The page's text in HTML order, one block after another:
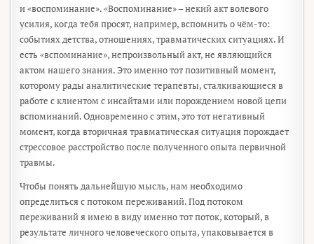
и «воспоминание». «Воспоминание» – некий акт волевого
усилия, когда тебя просят, например, вспомнить о чём-то:
событиях детства, отношениях, травматических ситуациях. И
есть «вспоминание», непроизвольный акт, не являющийся
актом нашего знания. Это именно тот позитивный момент,
которому рады аналитические терапевты, сталкивающиеся в
работе с клиентом с инсайтами или порождением новой цепи
вспоминаний. Одновременно с этим, это тот негативный
момент, когда вторичная травматическая ситуация порождает
стрессовое расстройство после полученного опыта первичной
травмы.
Чтобы понять дальнейшую мысль, нам необходимо
определиться с потоком переживаний. Под потоком
переживаний я имею в виду именно тот поток, который, в
результате личного человеческого опыта, упаковывается в